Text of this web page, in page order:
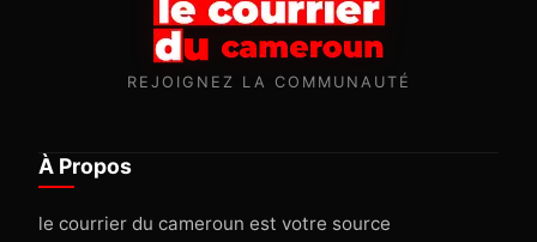
REJOIGNEZ LA COMMUNAUTÉ
À Propos
le courrier du cameroun est votre source